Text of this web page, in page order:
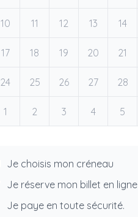
10 11 12 13 14
17 18 19 20 21
24 25 26 27 28
1 2 3 4 5
Je choisis mon créneau
Je réserve mon billet en ligne
Je paye en toute sécurité.